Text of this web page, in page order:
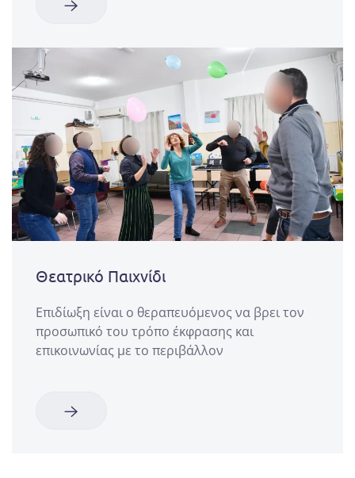
Θεατρικό Παιχνίδι
Επιδίωξη είναι ο θεραπευόμενος να βρει τον
προσωπικό του τρόπο έκφρασης και
επικοινωνίας με το περιβάλλον